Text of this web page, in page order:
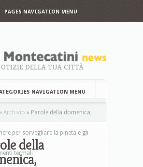
PAGES NAVIGATION MENU
DELLA TUA CITTÀ
NAVIGATION MENU
Archivio » Parole della domenica,
per sorvegliare la pineta e gli
termali
della